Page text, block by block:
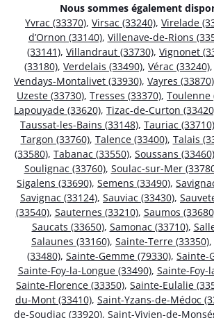
Nous sommes également
Yvrac (33370), Virsac (33240), Virelade
d’Ornon (33140), Villenave-de-Rions
(33141), Villandraut (33730), Vignonet
(33180), Verdelais (33490), Vérac (33240),
Vendays-Montalivet (33930), Vayres (33870)
Uzeste (33730), Tresses (33370), Toulenne
Lapouyade (33620), Tizac-de-Curton
Taussat-les-Bains (33148), Tauriac (33710)
Targon (33760), Talence (33400), Talais
(33580), Tabanac (33550), Soussans (33460)
Soulignac (33760), Soulac-sur-Mer
Sigalens (33690), Semens (33490),
Savignac (33124), Sauviac (33430),
(33540), Sauternes (33210), Saumos
Saucats (33650), Samonac (33710),
Salaunes (33160), Sainte-Terre (33350),
(33480), Sainte-Gemme (79330), Sainte-
Sainte-Foy-la-Longue (33490), Sainte-Foy-
Sainte-Florence (33350), Sainte-Eulalie
du-Mont (33410), Saint-Yzans-de-Médoc
de-Soudiac (33920), Saint-Vivien-de-